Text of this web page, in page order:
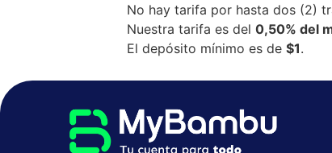
No hay tarifa por hasta dos (2)
Nuestra tarifa es del 0,50% del
El depósito mínimo es de $1.